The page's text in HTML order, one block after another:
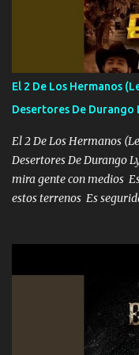
cien Y por más que
más brilla, lo ves Pa' mi
tu vida, y está bien
escribiendo y la otra me
la invite a cenar Otras
bailar Pero es que tengo
mueven solo por el interés
El 2 De Los Hermanos
Desertores De Durango
El 2 De Los Hermanos
Desertores De Durango
mira gente con medios
estos terrenos Es
ni tampoco las mujeres
que estar alegres doy
Música Si es que salta
ahí está el Hombre
cualquier problema no